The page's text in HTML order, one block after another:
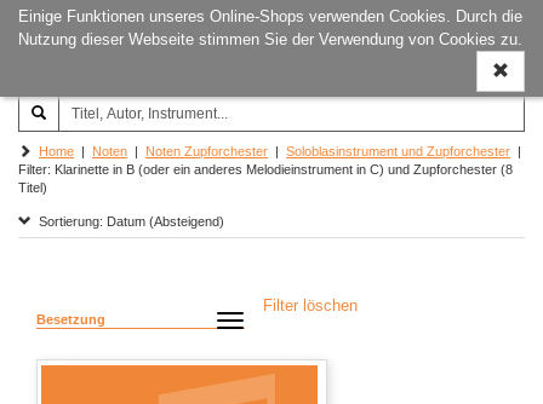
Einige Funktionen unseres Online-Shops verwenden Cookies. Durch die
Nutzung dieser Webseite stimmen Sie der Verwendung von Cookies zu.
ein-/
Joachim‐Trekel‐Musikverlag,
Hamburg
Home | Noten | Noten Zupforchester | Soloblasinstrument und Zupforchester |
Filter: Klarinette in B (oder ein anderes Melodieinstrument in C) und Zupforchester (8
Titel)
Sortierung: Datum (Absteigend)
Besetzung
Filter löschen